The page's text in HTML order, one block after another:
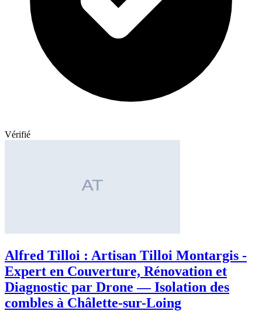
Vérifié
Alfred Tilloi : Artisan Tilloi Montargis -
Expert en Couverture, Rénovation et
Diagnostic par Drone — Isolation des
combles à Châlette-sur-Loing